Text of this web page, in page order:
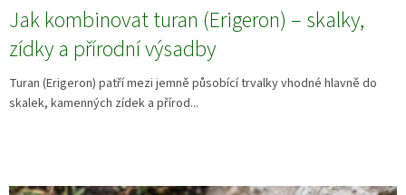
Jak kombinovat turan (Erigeron) – skalky,
zídky a přírodní výsadby
Turan (Erigeron) patří mezi jemně působící trvalky vhodné hlavně do
skalek, kamenných zídek a přírod...